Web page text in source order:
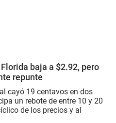
baja a $2.92, pero
repunte
cayó 19 centavos en dos
un rebote de entre 10 y 20
de los precios y al